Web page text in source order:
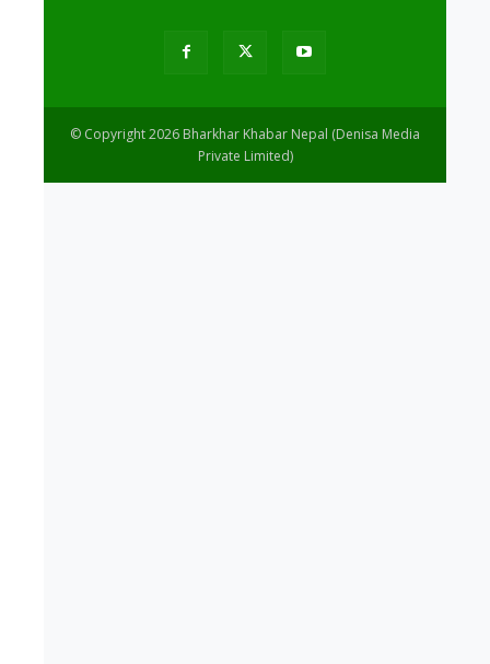
© Copyright 2026 Bharkhar Khabar Nepal (Denisa Media
Private Limited)